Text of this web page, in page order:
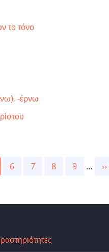
το τόνο
-έρνω
Page
6 Page
7 Page
8 Page
9 … ››